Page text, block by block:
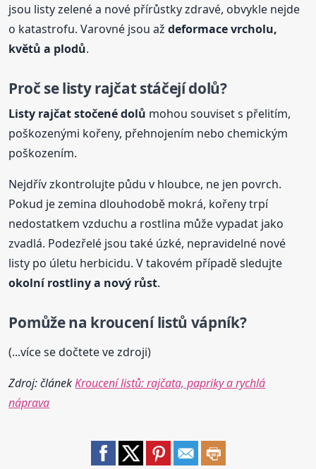
jsou listy zelené a nové přírůstky zdravé, obvykle nejde
o katastrofu. Varovné jsou aždeformace vrcholu,
květů a plodů.
Proč se listy rajčat stáčejí dolů?
Listy rajčat stočené dolů mohou souviset s přelitím,
poškozenými kořeny, přehnojením nebo chemickým
poškozením.
Nejdřív zkontrolujte půdu v hloubce, ne jen povrch.
Pokud je zemina dlouhodobě mokrá, kořeny trpí
nedostatkem vzduchu a rostlina může vypadat jako
zvadlá. Podezřelé jsou také úzké, nepravidelné nové
listy po úletu herbicidu. V takovém případě sledujte
okolní rostliny a nový růst.
Pomůže na kroucení listů vápník?
(...více se dočtete ve zdroji)
Zdroj: článekKroucení listů: rajčata, papriky a rychlá
náprava